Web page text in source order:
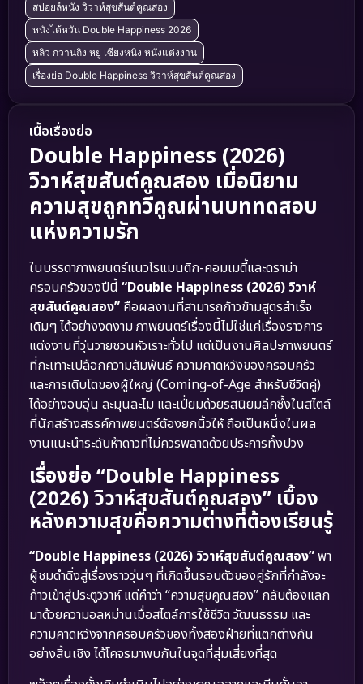
สปอยล์หนัง วิวาห์สุขสันต์คูณสอง
หนังไต้หวัน Double Happiness 2026
หลิว กวานถิง หยู่ เซียงหนิง หนังแต่งงาน
เรื่องย่อ Double Happiness วิวาห์สุขสันต์คูณสอง
เนื้อเรื่องย่อ
Double Happiness (2026)
วิวาห์สุขสันต์คูณสอง เมื่อนิยาม
ความสุขถูกทวีคูณผ่านบททดสอบ
แห่งความรัก
ในบรรดาภาพยนตร์แนวโรแมนติก-คอมเมดี้และดราม่า
ครอบครัวของปีนี้ “Double Happiness (2026) วิวาห์
สุขสันต์คูณสอง” คือผลงานที่สามารถก้าวข้ามสูตรสำเร็จ
เดิมๆ ได้อย่างงดงาม ภาพยนตร์เรื่องนี้ไม่ใช่แค่เรื่องราวการ
แต่งงานที่วุ่นวายชวนหัวเราะทั่วไป แต่เป็นงานศิลปะภาพยนตร์
ที่กะเทาะเปลือกความสัมพันธ์ ความคาดหวังของครอบครัว
และการเติบโตของผู้ใหญ่ (Coming-of-Age สำหรับชีวิตคู่)
ได้อย่างอบอุ่น ละมุนละไม และเปี่ยมด้วยรสนิยมลึกซึ้งในสไตล์
ที่นักสร้างสรรค์ภาพยนตร์ต้องยกนิ้วให้ ถือเป็นหนึ่งในผล
งานแนะนำระดับห้าดาวที่ไม่ควรพลาดด้วยประการทั้งปวง
เรื่องย่อ “Double Happiness
(2026) วิวาห์สุขสันต์คูณสอง” เบื้อง
หลังความสุขคือความต่างที่ต้องเรียนรู้
“Double Happiness (2026) วิวาห์สุขสันต์คูณสอง”พา
ผู้ชมดำดิ่งสู่เรื่องราววุ่นๆ ที่เกิดขึ้นรอบตัวของคู่รักที่กำลังจะ
ก้าวเข้าสู่ประตูวิวาห์ แต่คำว่า “ความสุขคูณสอง” กลับต้องแลก
มาด้วยความอลหม่านเมื่อสไตล์การใช้ชีวิต วัฒนธรรม และ
ความคาดหวังจากครอบครัวของทั้งสองฝ่ายที่แตกต่างกัน
อย่างสิ้นเชิง ได้โคจรมาพบกันในจุดที่สุ่มเสี่ยงที่สุด